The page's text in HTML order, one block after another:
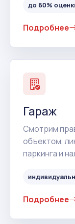
до 60%
Подробнее
Гараж
Смотрим
объектом,
паркинга и
Подробнее